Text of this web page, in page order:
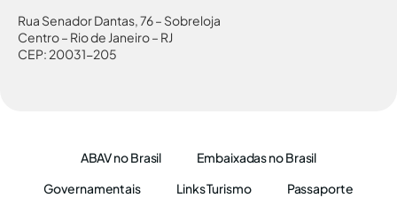
Rua Senador Dantas, 76 – Sobreloja
Centro – Rio de Janeiro – RJ
CEP: 20031-205
ABAV no Brasil
Embaixadas no Brasil
Governamentais
Links Turismo Passaporte